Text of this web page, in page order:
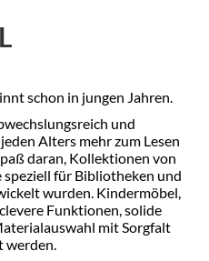
schon in jungen Jahren.
und
Alters mehr zum Lesen
daran, Kollektionen von
speziell für Bibliotheken und
wurden. Kindermöbel,
Funktionen, solide
mit Sorgfalt
werden.